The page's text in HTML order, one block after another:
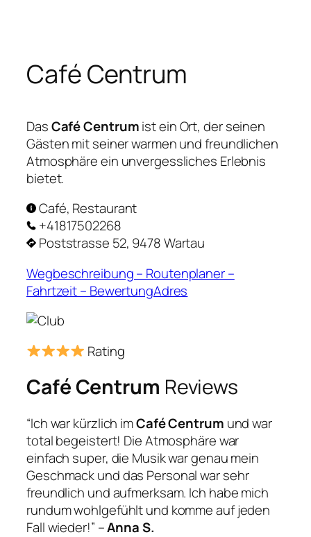
springen
Café Centrum
DasCafé Centrumist ein Ort, der seinen
Gästen mit seiner warmen und freundlichen
Atmosphäre ein unvergessliches Erlebnis
bietet.
Café, Restaurant
+41817502268
Poststrasse 52, 9478 Wartau
Wegbeschreibung – Routenplaner –
Fahrtzeit – BewertungAdres
Rating
Café Centrum Reviews
“Ich war kürzlich imCafé Centrum und war
total begeistert! Die Atmosphäre war
einfach super, die Musik war genau mein
Geschmack und das Personal war sehr
freundlich und aufmerksam. Ich habe mich
rundum wohlgefühlt und komme auf jeden
Fall wieder!” –Anna S.